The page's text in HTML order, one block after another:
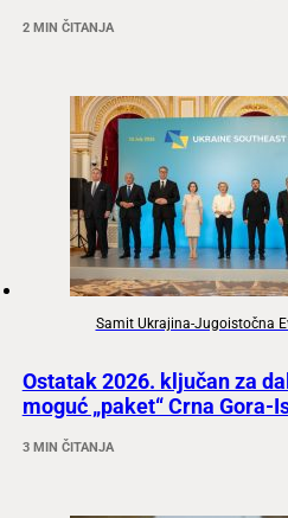
2 MIN ČITANJA
Samit Ukrajina-Jugoistočna
Ostatak 2026. ključan za
moguć „paket“ Crna Gora-
3 MIN ČITANJA